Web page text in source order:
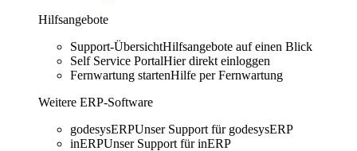
Hilfsangebote
Support-ÜbersichtHilfsangebote auf einen Blick
Self Service PortalHier direkt einloggen
Fernwartung startenHilfe per Fernwartung
Weitere ERP-Software
godesysERPUnser Support für godesysERP
inERPUnser Support für inERP